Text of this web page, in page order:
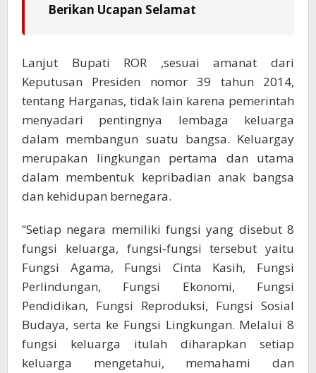
Berikan Ucapan Selamat
Lanjut Bupati ROR ,sesuai amanat dari
Keputusan Presiden nomor 39 tahun 2014,
tentang Harganas, tidak lain karena pemerintah
menyadari pentingnya lembaga keluarga
dalam membangun suatu bangsa. Keluargay
merupakan lingkungan pertama dan utama
dalam membentuk kepribadian anak bangsa
dan kehidupan bernegara.
“Setiap negara memiliki fungsi yang disebut 8
fungsi keluarga, fungsi-fungsi tersebut yaitu
Fungsi Agama, Fungsi Cinta Kasih, Fungsi
Perlindungan, Fungsi Ekonomi, Fungsi
Pendidikan, Fungsi Reproduksi, Fungsi Sosial
Budaya, serta ke Fungsi Lingkungan. Melalui 8
fungsi keluarga itulah diharapkan setiap
keluarga mengetahui, memahami dan